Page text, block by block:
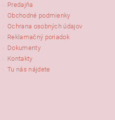
Predajňa
Obchodné podmienky
Ochrana osobných údajov
Reklamačný poriadok
Dokumenty
Kontakty
Tu nás nájdete